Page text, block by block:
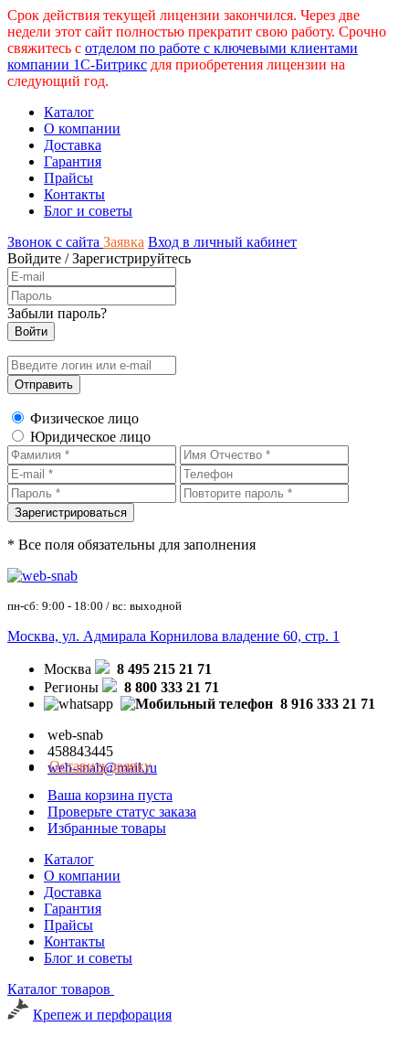
Срок действия текущей лицензии закончился. Через две
недели этот сайт полностью прекратит свою работу. Срочно
свяжитесь с отделом по работе с ключевыми клиентами
компании 1С-Битрикс для приобретения лицензии на
следующий год.
Каталог
О компании
Доставка
Гарантия
Прайсы
Контакты
Блог и советы
Звонок с сайта Заявка Вход в личный кабинет
Войдите /Зарегистрируйтесь
Забыли пароль?
Физическое лицо
Юридическое лицо
* Все поля обязательны для заполнения
пн-сб: 9:00 - 18:00 / вс: выходной
Москва, ул. Адмирала Корнилова владение 60, стр. 1
Москва
8 495 215 21 71
Регионы
8 800 333 21 71
8 916 333 21 71
web-snab
458843445
web-snab@mail.ru
Оставить заявку
Ваша корзина пуста
Проверьте статус заказа
Избранные товары
Каталог
О компании
Доставка
Гарантия
Прайсы
Контакты
Блог и советы
Каталог товаров
Крепеж и перфорация